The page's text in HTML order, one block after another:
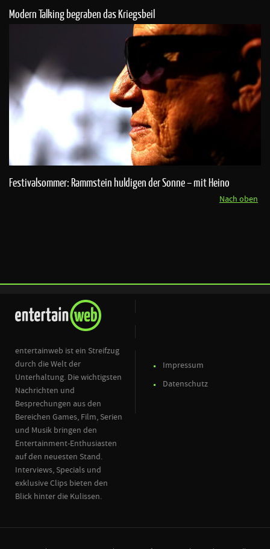
Modern Talking begraben das Kriegsbeil
Festivalsommer: Rammstein huldigen der Sonne – mit Heino
Nach oben
entertainweb ist ein Streifzug
durch die Welt der
Unterhaltung. Die wichtigsten
Nachrichten und
Besprechungen aus den
Bereichen Games, Film, Serien
und Musik bringen den
Entertainment-Enthusiasten
auf den neuesten Stand.
Interviews, Specials und
exklusive Clips bieten den
Blick hinter die Kulissen.
Impressum
Datenschutz